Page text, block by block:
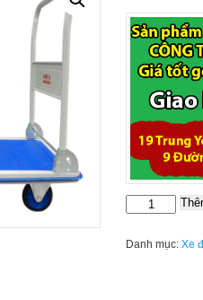
Hàng
Danh mục: Xe